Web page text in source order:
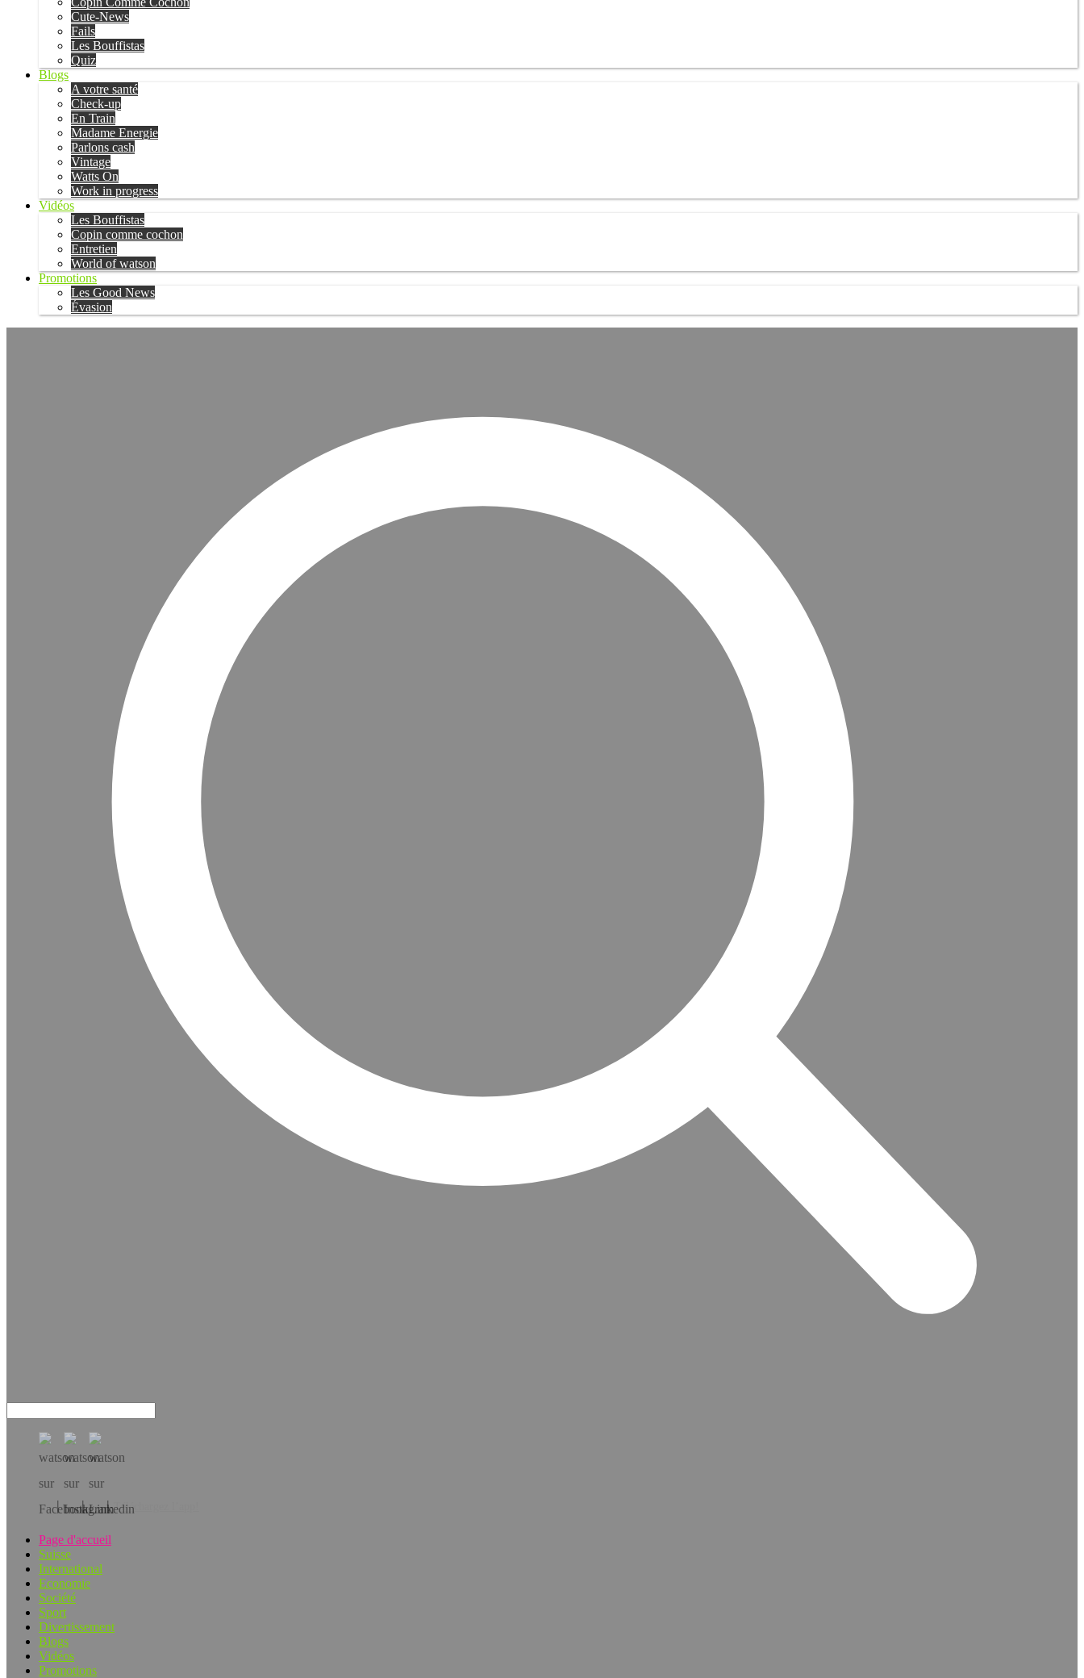
Cute-News
Fails
Les Bouffistas
Quiz
Blogs
A votre santé
Check-up
En Train
Madame Energie
Parlons cash
Vintage
Watts On
Work in progress
Vidéos
Les Bouffistas
Copin comme cochon
Entretien
World of watson
Promotions
Les Good News
Évasion
Téléchargez l’app!
Page d'accueil
Suisse
International
Economie
Société
Sport
Divertissement
Blogs
Vidéos
Promotions